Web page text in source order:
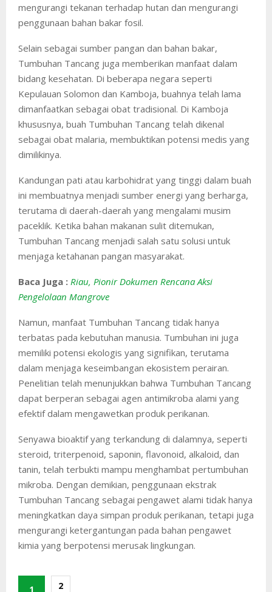
mengurangi tekanan terhadap hutan dan mengurangi
penggunaan bahan bakar fosil.
Selain sebagai sumber pangan dan bahan bakar,
Tumbuhan Tancang juga memberikan manfaat dalam
bidang kesehatan. Di beberapa negara seperti
Kepulauan Solomon dan Kamboja, buahnya telah lama
dimanfaatkan sebagai obat tradisional. Di Kamboja
khususnya, buah Tumbuhan Tancang telah dikenal
sebagai obat malaria, membuktikan potensi medis yang
dimilikinya.
Kandungan pati atau karbohidrat yang tinggi dalam buah
ini membuatnya menjadi sumber energi yang berharga,
terutama di daerah-daerah yang mengalami musim
paceklik. Ketika bahan makanan sulit ditemukan,
Tumbuhan Tancang menjadi salah satu solusi untuk
menjaga ketahanan pangan masyarakat.
Baca Juga : Riau, Pionir Dokumen Rencana Aksi
Pengelolaan Mangrove
Namun, manfaat Tumbuhan Tancang tidak hanya
terbatas pada kebutuhan manusia. Tumbuhan ini juga
memiliki potensi ekologis yang signifikan, terutama
dalam menjaga keseimbangan ekosistem perairan.
Penelitian telah menunjukkan bahwa Tumbuhan Tancang
dapat berperan sebagai agen antimikroba alami yang
efektif dalam mengawetkan produk perikanan.
Senyawa bioaktif yang terkandung di dalamnya, seperti
steroid, triterpenoid, saponin, flavonoid, alkaloid, dan
tanin, telah terbukti mampu menghambat pertumbuhan
mikroba. Dengan demikian, penggunaan ekstrak
Tumbuhan Tancang sebagai pengawet alami tidak hanya
meningkatkan daya simpan produk perikanan, tetapi juga
mengurangi ketergantungan pada bahan pengawet
kimia yang berpotensi merusak lingkungan.
1 2